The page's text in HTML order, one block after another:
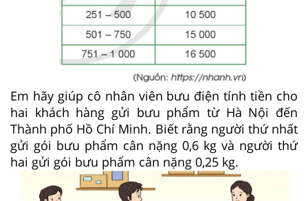
Em hãy giúp cô nhân viên bưu điện tính tiền cho
hai khách hàng gửi bưu phẩm từ Hà Nội đến
Thành phố Hồ Chí Minh. Biết rằng người thứ nhất
gửi gói bưu phẩm cân nặng 0,6 kg và người thứ
hai gửi gói bưu phẩm cân nặng 0,25 kg.